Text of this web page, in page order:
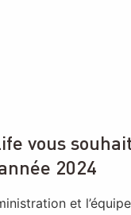
vous
2024
et